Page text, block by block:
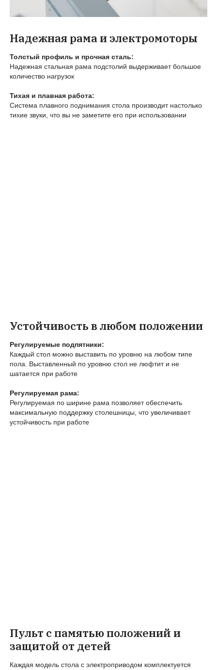
Надежная рама и электромоторы
Толстый профиль и прочная сталь:
Надежная стальная рама подстолий выдерживает большое
количество нагрузок
Тихая и плавная работа:
Система плавного поднимания стола производит настолько
тихие звуки, что вы не заметите его при использовании
Устойчивость в любом положении
Регулируемые подпятники:
Каждый стол можно выставить по уровню на любом типе
пола. Выставленный по уровню стол не люфтит и не
шатается при работе
Регулируемая рама:
Регулируемая по ширине рама позволяет обеспечить
максимальную поддержку столешницы, что увеличивает
устойчивость при работе
Пульт с памятью положений и
защитой от детей
Каждая модель стола с электроприводом комплектуется